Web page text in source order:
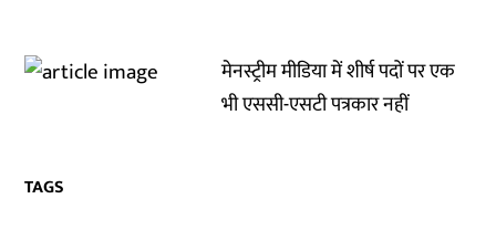
मेनस्ट्रीम मीडिया में शीर्ष पदों पर एक
भी एससी-एसटी पत्रकार नहीं
TAGS